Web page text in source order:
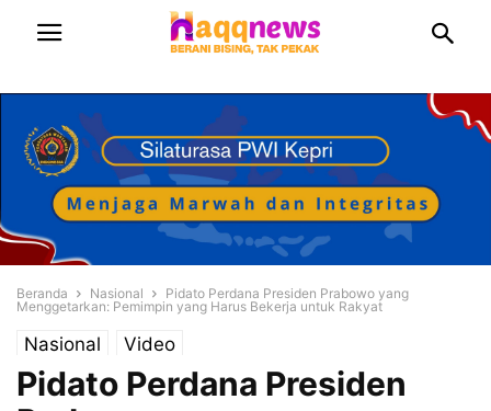
Beranda Nasional
Pidato Perdana Presiden Prabowo yang
Menggetarkan: Pemimpin yang Harus Bekerja untuk Rakyat
Nasional Video
Pidato Perdana Presiden